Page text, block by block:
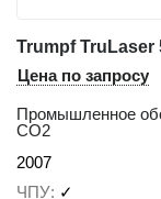
Trumpf TruLaser
Цена по запросу
Промышленное
CO2
2007
ЧПУ ✓